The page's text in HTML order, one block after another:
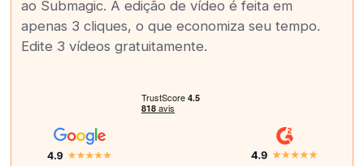
ao Submagic. A edição de vídeo é feita em
apenas 3 cliques, o que economiza seu tempo.
Edite 3 vídeos gratuitamente.